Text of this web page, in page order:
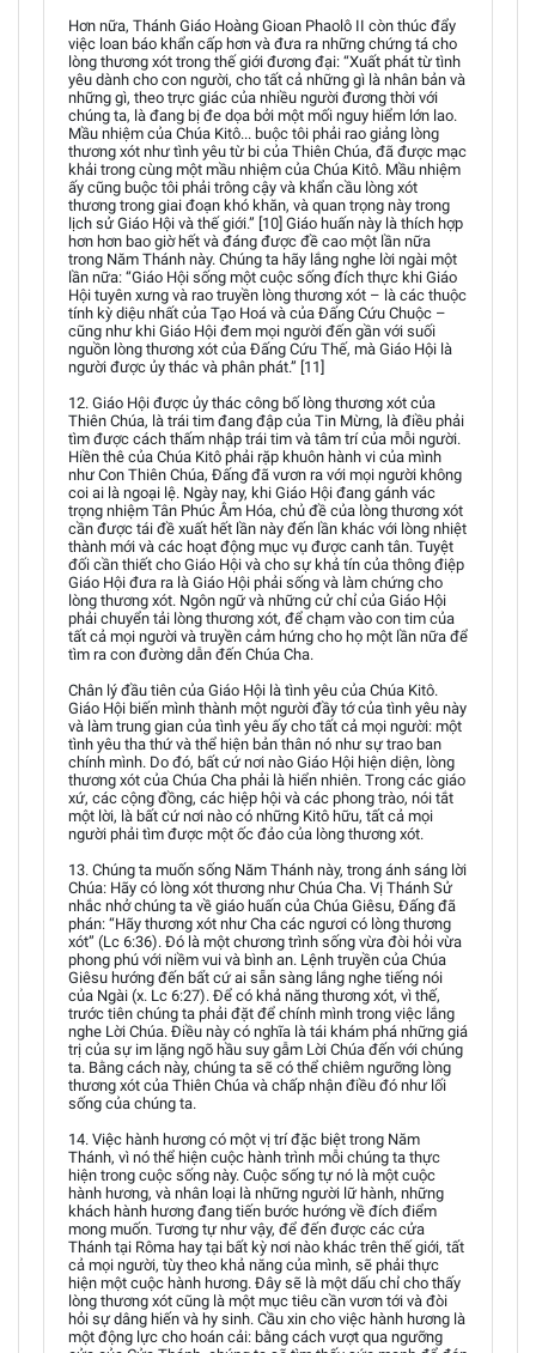
Hơn nữa, Thánh Giáo Hoàng Gioan Phaolô II còn thúc đẩy
việc loan báo khẩn cấp hơn và đưa ra những chứng tá cho
lòng thương xót trong thế giới đương đại: “Xuất phát từ tình
yêu dành cho con người, cho tất cả những gì là nhân bản và
những gì, theo trực giác của nhiều người đương thời với
chúng ta, là đang bị đe dọa bởi một mối nguy hiểm lớn lao.
Mầu nhiệm của Chúa Kitô... buộc tôi phải rao giảng lòng
thương xót như tình yêu từ bi của Thiên Chúa, đã được mạc
khải trong cùng một mầu nhiệm của Chúa Kitô. Mầu nhiệm
ấy cũng buộc tôi phải trông cậy và khẩn cầu lòng xót
thương trong giai đoạn khó khăn, và quan trọng này trong
lịch sử Giáo Hội và thế giới.” [10] Giáo huấn này là thích hợp
hơn hơn bao giờ hết và đáng được đề cao một lần nữa
trong Năm Thánh này. Chúng ta hãy lắng nghe lời ngài một
lần nữa: “Giáo Hội sống một cuộc sống đích thực khi Giáo
Hội tuyên xưng và rao truyền lòng thương xót – là các thuộc
tính kỳ diệu nhất của Tạo Hoá và của Đấng Cứu Chuộc –
cũng như khi Giáo Hội đem mọi người đến gần với suối
nguồn lòng thương xót của Đấng Cứu Thế, mà Giáo Hội là
người được ủy thác và phân phát.” [11]
12. Giáo Hội được ủy thác công bố lòng thương xót của
Thiên Chúa, là trái tim đang đập của Tin Mừng, là điều phải
tìm được cách thấm nhập trái tim và tâm trí của mỗi người.
Hiền thê của Chúa Kitô phải rặp khuôn hành vi của mình
như Con Thiên Chúa, Đấng đã vươn ra với mọi người không
coi ai là ngoại lệ. Ngày nay, khi Giáo Hội đang gánh vác
trọng nhiệm Tân Phúc Âm Hóa, chủ đề của lòng thương xót
cần được tái đề xuất hết lần này đến lần khác với lòng nhiệt
thành mới và các hoạt động mục vụ được canh tân. Tuyệt
đối cần thiết cho Giáo Hội và cho sự khả tín của thông điệp
Giáo Hội đưa ra là Giáo Hội phải sống và làm chứng cho
lòng thương xót. Ngôn ngữ và những cử chỉ của Giáo Hội
phải chuyển tải lòng thương xót, để chạm vào con tim của
tất cả mọi người và truyền cảm hứng cho họ một lần nữa để
tìm ra con đường dẫn đến Chúa Cha.
Chân lý đầu tiên của Giáo Hội là tình yêu của Chúa Kitô.
Giáo Hội biến mình thành một người đầy tớ của tình yêu này
và làm trung gian của tình yêu ấy cho tất cả mọi người: một
tình yêu tha thứ và thể hiện bản thân nó như sự trao ban
chính mình. Do đó, bất cứ nơi nào Giáo Hội hiện diện, lòng
thương xót của Chúa Cha phải là hiển nhiên. Trong các giáo
xứ, các cộng đồng, các hiệp hội và các phong trào, nói tắt
một lời, là bất cứ nơi nào có những Kitô hữu, tất cả mọi
người phải tìm được một ốc đảo của lòng thương xót.
13. Chúng ta muốn sống Năm Thánh này, trong ánh sáng lời
Chúa: Hãy có lòng xót thương như Chúa Cha. Vị Thánh Sử
nhắc nhở chúng ta về giáo huấn của Chúa Giêsu, Đấng đã
phán: “Hãy thương xót như Cha các ngươi có lòng thương
xót” (Lc 6:36). Đó là một chương trình sống vừa đòi hỏi vừa
phong phú với niềm vui và bình an. Lệnh truyền của Chúa
Giêsu hướng đến bất cứ ai sẵn sàng lắng nghe tiếng nói
của Ngài (x. Lc 6:27). Để có khả năng thương xót, vì thế,
trước tiên chúng ta phải đặt để chính mình trong việc lắng
nghe Lời Chúa. Điều này có nghĩa là tái khám phá những giá
trị của sự im lặng ngõ hầu suy gẫm Lời Chúa đến với chúng
ta. Bằng cách này, chúng ta sẽ có thể chiêm ngưỡng lòng
thương xót của Thiên Chúa và chấp nhận điều đó như lối
sống của chúng ta.
14. Việc hành hương có một vị trí đặc biệt trong Năm
Thánh, vì nó thể hiện cuộc hành trình mỗi chúng ta thực
hiện trong cuộc sống này. Cuộc sống tự nó là một cuộc
hành hương, và nhân loại là những người lữ hành, những
khách hành hương đang tiến bước hướng về đích điểm
mong muốn. Tương tự như vậy, để đến được các cửa
Thánh tại Rôma hay tại bất kỳ nơi nào khác trên thế giới, tất
cả mọi người, tùy theo khả năng của mình, sẽ phải thực
hiện một cuộc hành hương. Đây sẽ là một dấu chỉ cho thấy
lòng thương xót cũng là một mục tiêu cần vươn tới và đòi
hỏi sự dâng hiến và hy sinh. Cầu xin cho việc hành hương là
một động lực cho hoán cải: bằng cách vượt qua ngưỡng